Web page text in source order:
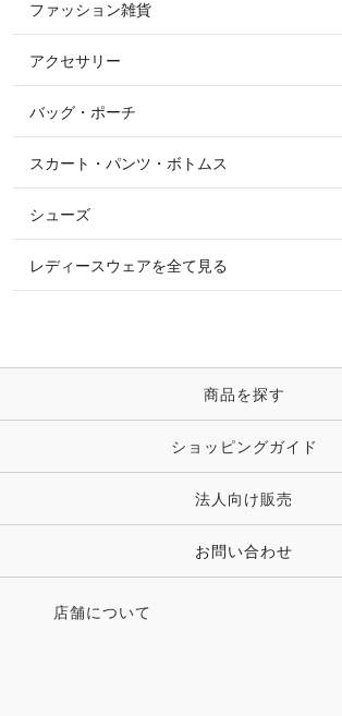
パーカー・トレーナー・スウェット
ニット・セーター
シャツ・ブラウス・ワンピース
その他 アウター
ショージャケット
ショーシャツ
ファッション雑貨
すべてのファッション雑貨
ソックス
ベルト
マフラー・スカーフ・ストール・スヌード
時計・財布・キーケース・革小物
キーホルダー・チャーム・ストラップ
その他 ファッション雑貨
アクセサリー
すべてのアクセサリー
リング
ピアス・イヤリング
ピン・ブローチ・コサージュ
その他 アクセサリー
バッグ・ポーチ
スカート・パンツ・ボトムス
シューズ
レディースウェアを全て見る
商品を探す
ショッピングガイド
法人向け販売
お問い合わせ
店舗について